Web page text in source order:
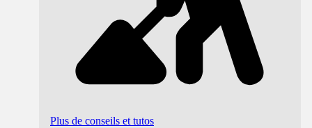
Plus de conseils et tutos